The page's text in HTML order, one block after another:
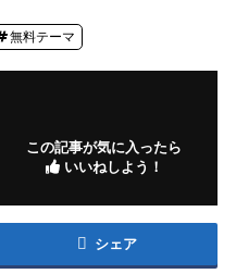
無料テーマ
この記事が気に入ったら
いいねしよう！
シェア